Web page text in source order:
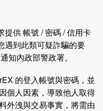
提供 帳號 / 密碼 / 信用卡
遇到此類可疑詐騙的要
知內政部警政署。
的登入帳號與密碼，並
個人因素，導致他人取得
外洩與交易事實，將需由